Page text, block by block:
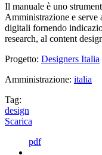
Il manuale è uno
Amministrazione e serve
digitali fornendo
research, al content
Progetto: Designers Italia
Amministrazione: italia
Tag:
design
Scarica
pdf